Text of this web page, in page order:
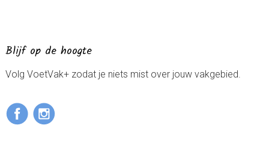
Blijf op de hoogte
Volg VoetVak+ zodat je niets mist over jouw vakgebied.